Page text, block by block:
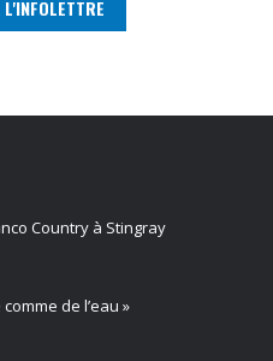
Country à Stingray
de l’eau »